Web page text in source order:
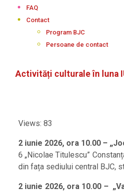
FAQ
Contact
Program BJC
Persoane de contact
Activități culturale în luna
Views: 83
2 iunie 2026, ora 10.00 –
6 „Nicolae Titulescu”
din fața sediului central BJC,
2 iunie 2026, ora 10.00 –